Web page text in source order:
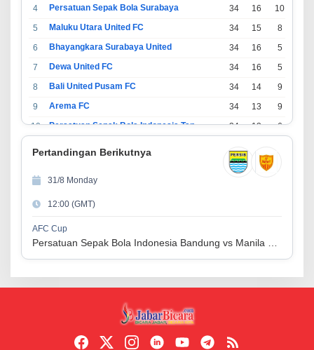
4
Persatuan Sepak Bola Surabaya 34 16 10
5
Maluku Utara United FC 34 15 8
6
Bhayangkara Surabaya United 34 16 5
7
Dewa United FC 34 16 5
8
Bali United Pusam FC 34 14 9
9
Arema FC 34 13 9
10
Persatuan Sepak Bola Indonesia Tangerang 34 13 6
34 11
13
14
Madura United FC
15
Persatuan Sepakbola Makassar
16
Persis Solo 34 8 10
Pertandingan Berikutnya
31/8 Monday
12:00 (GMT)
AFC Cup